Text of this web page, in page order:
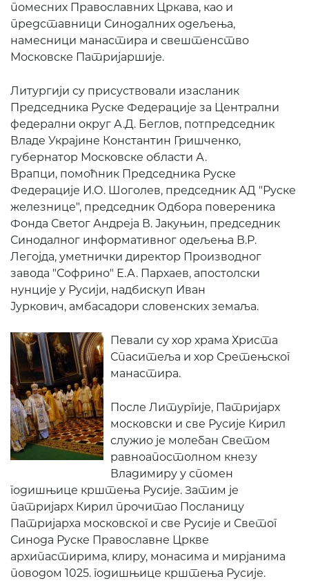
помесних Православних Цркава, као и
представници Синодалних одељења,
намесници манастира и свештенство
Московске Патријаршије.
Литургији су присуствовали изасланик
Председника Руске Федерације за Централни
федерални округ А.Д. Беглов, потпредседник
Владе Украјине Константин Гришченко,
губернатор Московске области А.
Врапци, помоћник Председника Руске
Федерације И.О. Шоголев, председник АД " Руске
железнице", председник Одбора повереника
Фонда Светог Андреја В. Јакуњин, председник
Синодалног информативног одељења В.Р.
Легојда, уметнички директор Производног
завода "Софрино" Е.А. Пархаев, апостолски
нунције у Русији, надбискуп Иван
Јуркович, амбасадори словенских земаља.
Певали су хор храма Христа
Спаситеља и хор Сретењског
манастира.
После Литургије, Патријарх
московски и све Русије Кирил
служио је молебан Светом
равноапостолном кнезу
Владимиру у спомен
годишњице крштења Русије. Затим је
патријарх Кирил прочитао Посланицу
Патријарха московског и све Русије и Светог
Синода Руске Православне Цркве
архипастирима, клиру, монасима и мирјанима
поводом 1025. годишњице крштења Русије.